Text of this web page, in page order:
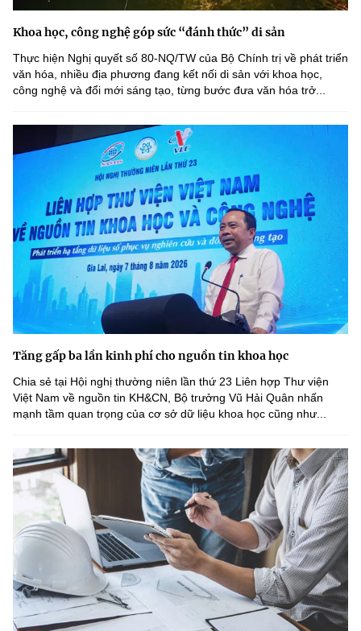
Khoa học, công nghệ góp sức “đánh thức” di sản
Thực hiện Nghị quyết số 80-NQ/TW của Bộ Chính trị về phát triển
văn hóa, nhiều địa phương đang kết nối di sản với khoa học,
công nghệ và đổi mới sáng tạo, từng bước đưa văn hóa trở...
Tăng gấp ba lần kinh phí cho nguồn tin khoa học
Chia sẻ tại Hội nghị thường niên lần thứ 23 Liên hợp Thư viện
Việt Nam về nguồn tin KH&CN, Bộ trưởng Vũ Hải Quân nhấn
mạnh tầm quan trọng của cơ sở dữ liệu khoa học cũng như...